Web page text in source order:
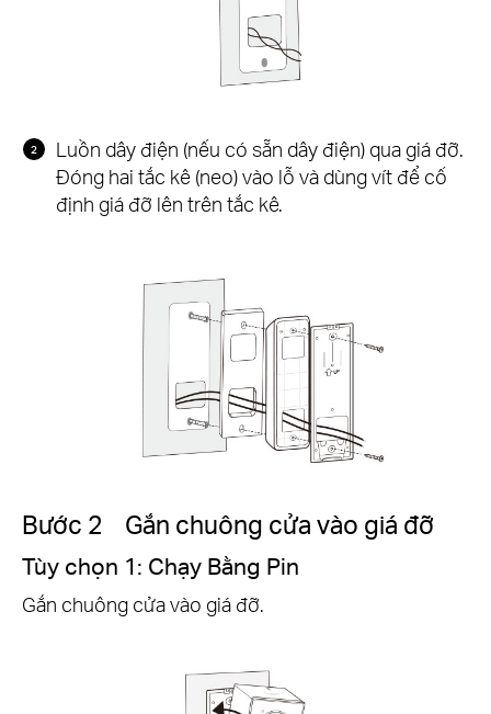
Luồn dây điện (nếu có sẵn dây điện) qua giá đỡ.
Đóng hai tắc kê (neo) vào lỗ và dùng vít để cố
định giá đỡ lên trên tắc kê.
Bước 2 Gắn chuông cửa vào giá đỡ
Tùy chọn 1: Chạy Bằng Pin
Gắn chuông cửa vào giá đỡ.